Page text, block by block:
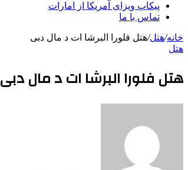
پیکاپ ویزای آمریکا از امارات
تماس با ما
خانه/هتل/هتل فلورا البرشا ات د مال دبی
هتل
هتل فلورا البرشا ات د مال دبی